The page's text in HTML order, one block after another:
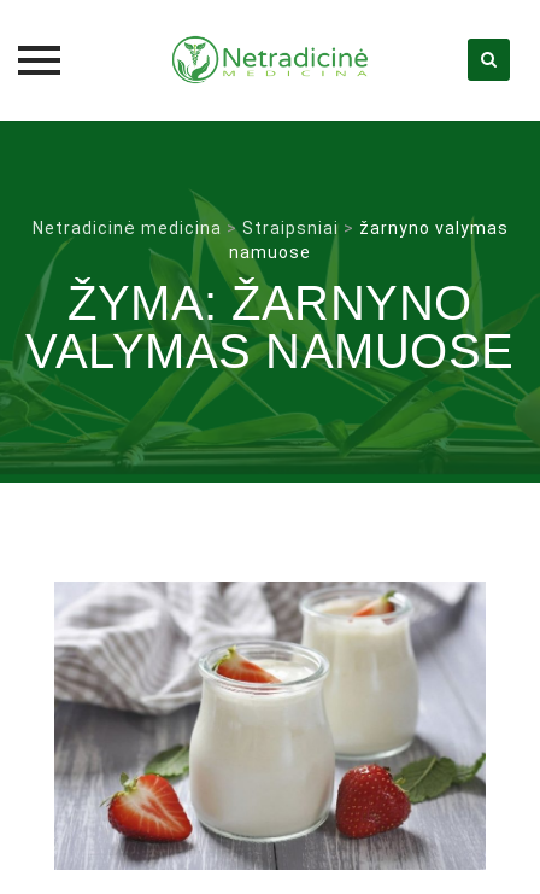
Netradicinė medicina >Straipsniai> žarnyno valymas
namuose
ŽYMA:ŽARNYNO
VALYMAS NAMUOSE